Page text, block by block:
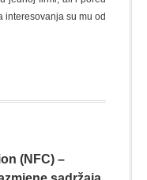
interesovanja su mu od
(NFC) –